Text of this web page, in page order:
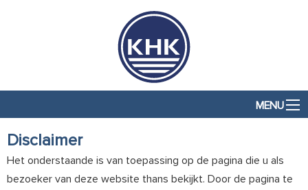
MENU
Disclaimer
Het onderstaande is van toepassing op de pagina die u als
bezoeker van deze website thans bekijkt. Door de pagina te